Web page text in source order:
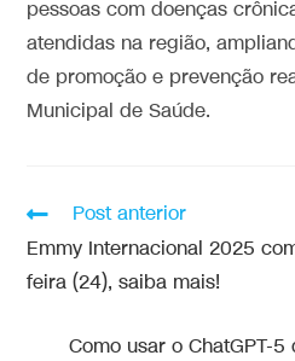
pessoas com doenças
atendidas na região,
de promoção e prevenção
Municipal de Saúde.
Post anterior
Emmy Internacional 2025
feira (24), saiba mais!
Como usar o ChatGPT-